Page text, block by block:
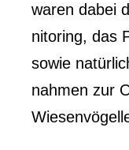
waren dabei
ni­to­ring, das
sowie
nah­men zur